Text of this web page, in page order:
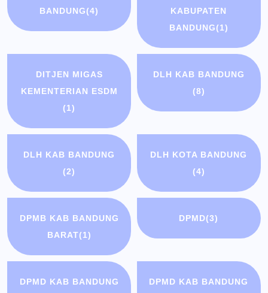
BANDUNG(4)
KABUPATEN
BANDUNG(1)
DITJEN MIGAS
KEMENTERIAN ESDM
(1)
DLH KAB BANDUNG
(8)
DLH KAB BANDUNG
(2)
DLH KOTA BANDUNG
(4)
DPMB KAB BANDUNG
BARAT(1)
DPMD(3)
DPMD KAB BANDUNG
DPMD KAB BANDUNG